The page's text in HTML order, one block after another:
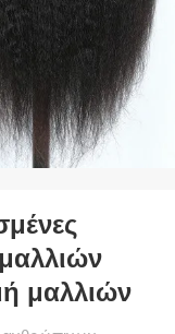
μαλλιών